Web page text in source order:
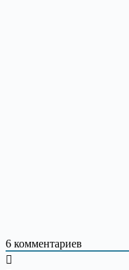
6 комментариев